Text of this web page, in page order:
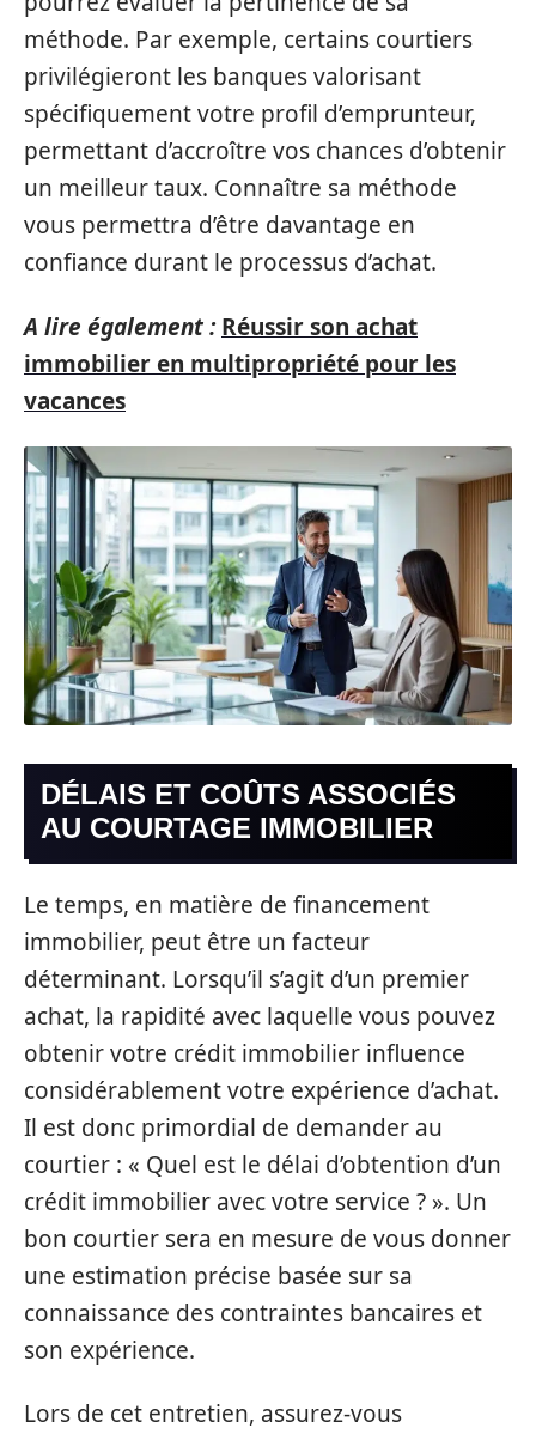
méthode. Par exemple, certains courtiers
privilégieront les banques valorisant
spécifiquement votre profil d’emprunteur,
permettant d’accroître vos chances d’obtenir
un meilleur taux. Connaître sa méthode
vous permettra d’être davantage en
confiance durant le processus d’achat.
A lire également : Réussir son achat
immobilier en multipropriété pour les
vacances
DÉLAIS ET COÛTS ASSOCIÉS
AU COURTAGE IMMOBILIER
Le temps, en matière de financement
immobilier, peut être un facteur
déterminant. Lorsqu’il s’agit d’un premier
achat, la rapidité avec laquelle vous pouvez
obtenir votre crédit immobilier influence
considérablement votre expérience d’achat.
Il est donc primordial de demander au
courtier : « Quel est le délai d’obtention d’un
crédit immobilier avec votre service ? ». Un
bon courtier sera en mesure de vous donner
une estimation précise basée sur sa
connaissance des contraintes bancaires et
son expérience.
Lors de cet entretien, assurez-vous